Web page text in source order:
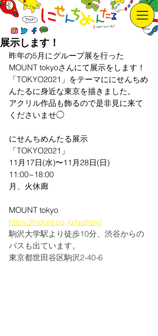
展示します！
昨年の5月にグループ展を行った
MOUNT tokyoさんにて展示をします！
「TOKYO2021」をテーマににせんちめ
んたるに身近な東京を描きました。
アクリル作品も飾るので是非見に来て
くださいませ◯
にせんちめんたる展示
「TOKYO2021」
11月17日(水)〜11月28日(日)
11:00~18:00
月、火休廊
MOUNT tokyo
https://mount.co.jp/gallery/
駒沢大学駅より徒歩10分、渋谷からの
バスも出ています。
東京都世田谷区駒沢2-40-6